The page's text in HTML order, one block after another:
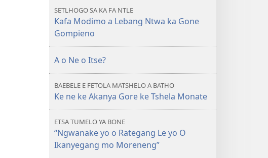
SETLHOGO SA KA FA NTLE
Kafa Modimo a Lebang Ntwa ka Gone
Gompieno
A o Ne o Itse?
BAEBELE E FETOLA MATSHELO A BATHO
Ke ne ke Akanya Gore ke Tshela Monate
ETSA TUMELO YA BONE
“Ngwanake yo o Rategang Le yo O
Ikanyegang mo Moreneng”